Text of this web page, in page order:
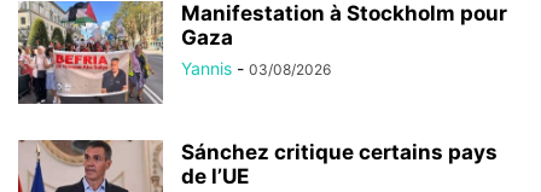
Manifestation à Stockholm pour
Gaza
Yannis - 03/08/2026
Sánchez critique certains pays
de l’UE